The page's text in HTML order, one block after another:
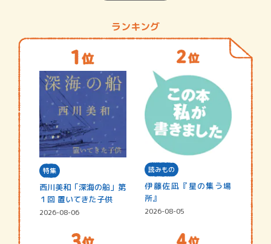
ランキング
特集
西川美和「深海の船」第
１回 置いてきた子供
2026-08-06
読みもの
伊藤佐凪『星の集う場
所』
2026-08-05